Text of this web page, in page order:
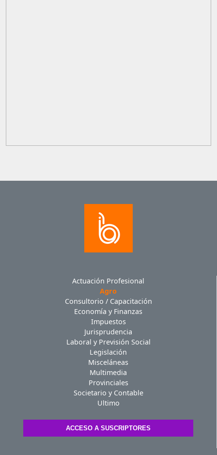
Actuación Profesional
Agro
Consultorio / Capacitación
Economía y Finanzas
Impuestos
Jurisprudencia
Laboral y Previsión Social
Legislación
Misceláneas
Multimedia
Provinciales
Societario y Contable
Ultimo
ACCESO A SUSCRIPTORES